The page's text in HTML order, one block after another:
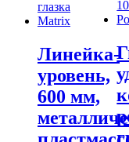
Линейка-
уровень,
600 мм,